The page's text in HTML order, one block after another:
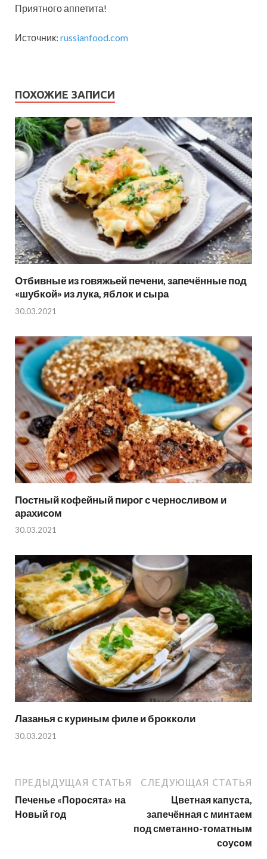
Приятного аппетита!
Источник: russianfood.com
ПОХОЖИЕ ЗАПИСИ
Отбивные из говяжьей печени, запечённые под
«шубкой» из лука, яблок и сыра
30.03.2021
Постный кофейный пирог с черносливом и
арахисом
30.03.2021
Лазанья с куриным филе и брокколи
30.03.2021
ПРЕДЫДУЩАЯ СТАТЬЯ
Печенье «Поросята» на
Новый год
СЛЕДУЮЩАЯ СТАТЬЯ
Цветная капуста,
запечённая с минтаем
под сметанно-томатным
соусом